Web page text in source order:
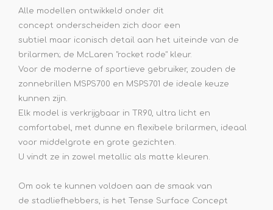
Alle modellen ontwikkeld onder dit
concept onderscheiden zich door een
subtiel maar iconisch detail aan het uiteinde van de
brilarmen; de McLaren "rocket rode" kleur.
Voor de moderne of sportieve gebruiker, zouden de
zonnebrillen MSPS700 en MSPS701 de ideale keuze
kunnen zijn.
Elk model is verkrijgbaar in TR90, ultra licht en
comfortabel, met dunne en flexibele brilarmen, ideaal
voor middelgrote en grote gezichten.
U vindt ze in zowel metallic als matte kleuren.
Om ook te kunnen voldoen aan de smaak van
de stadliefhebbers, is het Tense Surface Concept